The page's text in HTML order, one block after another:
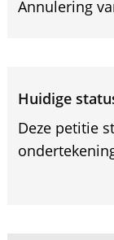
Annulering
Huidige
Deze petitie